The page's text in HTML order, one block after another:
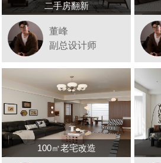
二手房翻新
董峰
副总设计师
100㎡老宅改造